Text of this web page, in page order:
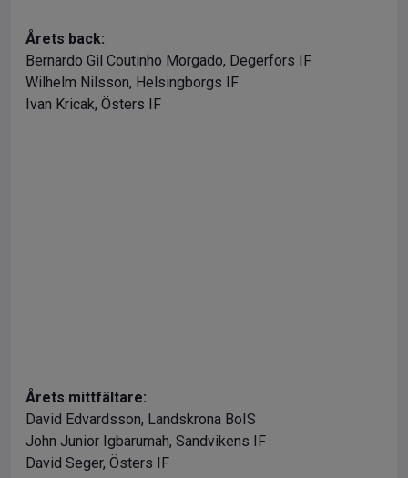
Årets back:
Bernardo Gil Coutinho Morgado, Degerfors IF
Wilhelm Nilsson, Helsingborgs IF
Ivan Kricak, Östers IF
Årets mittfältare:
David Edvardsson, Landskrona BoIS
John Junior Igbarumah, Sandvikens IF
David Seger, Östers IF